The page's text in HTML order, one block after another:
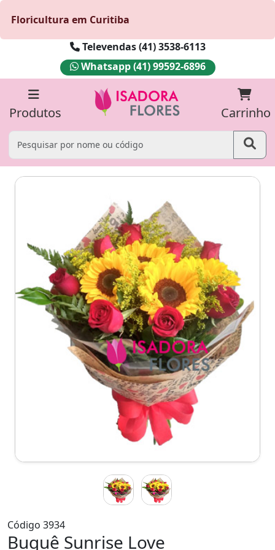
Floricultura em Curitiba
Televendas (41) 3538-6113
Whatsapp (41) 99592-6896
Produtos Carrinho
Código 3934
Buquê Sunrise Love